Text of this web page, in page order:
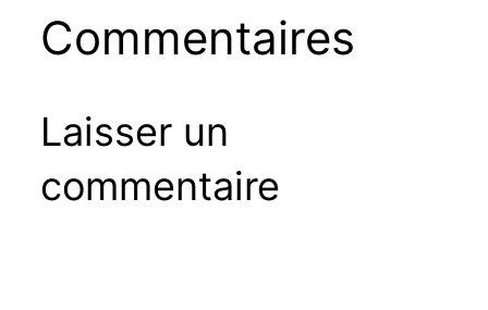
Commentaires
Laisser un
commentaire